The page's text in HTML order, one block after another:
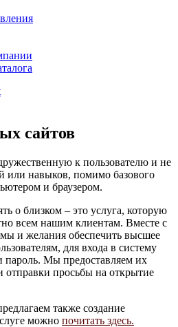
сайтов
к пользователю и не
или навыков, помимо базового
и браузером.
о близком – это услуга, которую
всем нашим клиентам. Вместе с
и желания обеспечить высшее
для входа в систему
пароль. Мы предоставляем их
отправки просьбы на открытие
также создание
можно почитать здесь.